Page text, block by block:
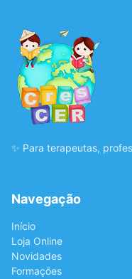
✨ Para terapeutas,
Navegação
Início
Loja Online
Novidades
Formações